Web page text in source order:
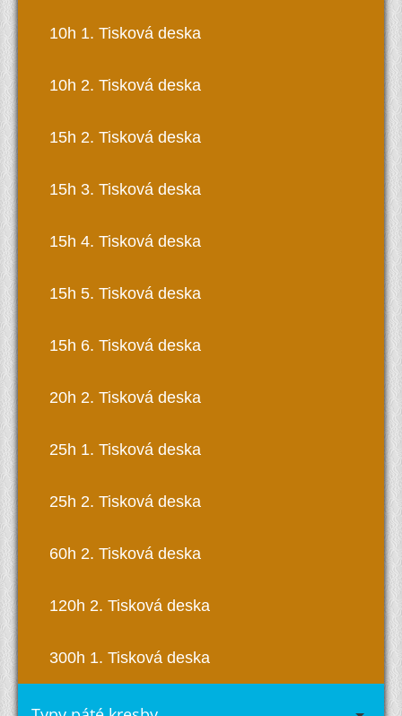
10h 1. Tisková deska
10h 2. Tisková deska
15h 2. Tisková deska
15h 3. Tisková deska
15h 4. Tisková deska
15h 5. Tisková deska
15h 6. Tisková deska
20h 2. Tisková deska
25h 1. Tisková deska
25h 2. Tisková deska
60h 2. Tisková deska
120h 2. Tisková deska
300h 1. Tisková deska